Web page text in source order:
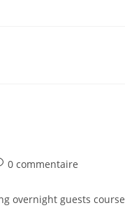
:
0 commentaire
overnight guests course